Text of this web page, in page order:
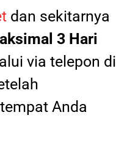
dan sekitarnya
3 Hari
via telepon di
Anda